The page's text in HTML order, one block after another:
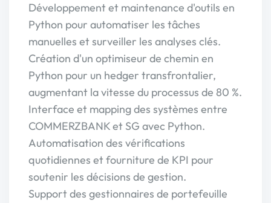
Développement et maintenance d'outils en
Python pour automatiser les tâches
manuelles et surveiller les analyses clés.
Création d'un optimiseur de chemin en
Python pour un hedger transfrontalier,
augmentant la vitesse du processus de 80 %.
Interface et mapping des systèmes entre
COMMERZBANK et SG avec Python.
Automatisation des vérifications
quotidiennes et fourniture de KPI pour
soutenir les décisions de gestion.
Support des gestionnaires de portefeuille